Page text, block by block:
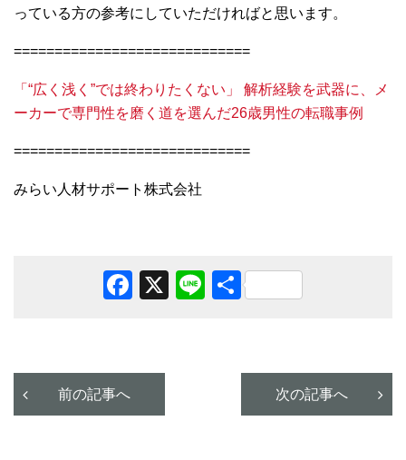
っている方の参考にしていただければと思います。
=============================
「“広く浅く”では終わりたくない」 解析経験を武器に、メ
ーカーで専門性を磨く道を選んだ26歳男性の転職事例
=============================
みらい人材サポート株式会社
Facebook
X Line共
前の記事へ 次の記事へ